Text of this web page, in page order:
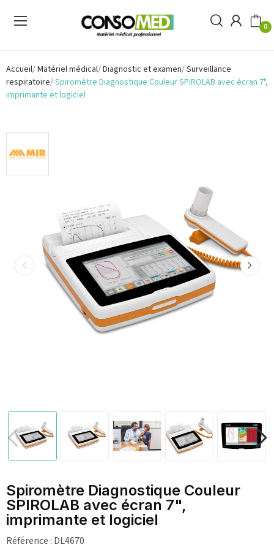
0
Accueil Matériel médical Diagnostic et examen Surveillance
respiratoire Spiromètre Diagnostique Couleur SPIROLAB avec écran 7",
imprimante et logiciel
Spiromètre Diagnostique Couleur
SPIROLAB avec écran 7",
imprimante et logiciel
Référence : DL4670